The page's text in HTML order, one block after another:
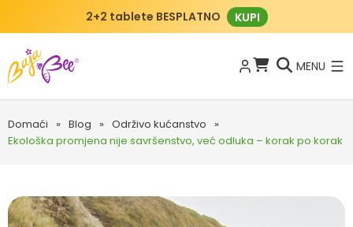
2+2 tablete BESPLATNO KUPI
MENU
Domaći » Blog » Održivo kućanstvo
»
Ekološka promjena nije savršenstvo, već odluka – korak po korak